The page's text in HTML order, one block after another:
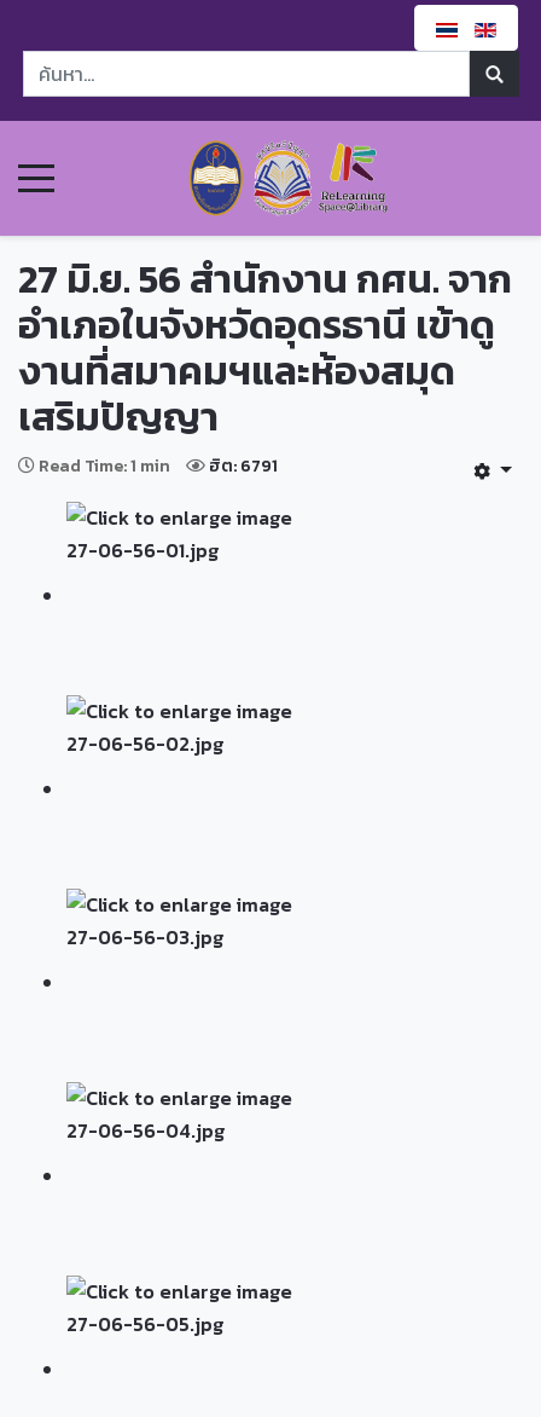
27 มิ.ย. 56 สำนักงาน กศน. จาก
อำเภอในจังหวัดอุดรธานี เข้าดู
งานที่สมาคมฯและห้องสมุด
เสริมปัญญา
Read Time: 1 min ฮิต: 6791